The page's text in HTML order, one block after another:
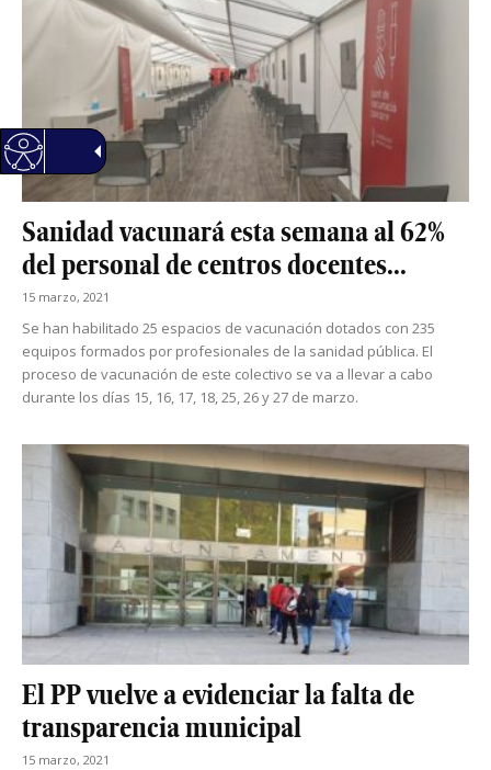
Sanidad vacunará esta semana al 62%
del personal de centros docentes...
15 marzo, 2021
Se han habilitado 25 espacios de vacunación dotados con 235
equipos formados por profesionales de la sanidad pública. El
proceso de vacunación de este colectivo se va a llevar a cabo
durante los días 15, 16, 17, 18, 25, 26 y 27 de marzo.
El PP vuelve a evidenciar la falta de
transparencia municipal
15 marzo, 2021